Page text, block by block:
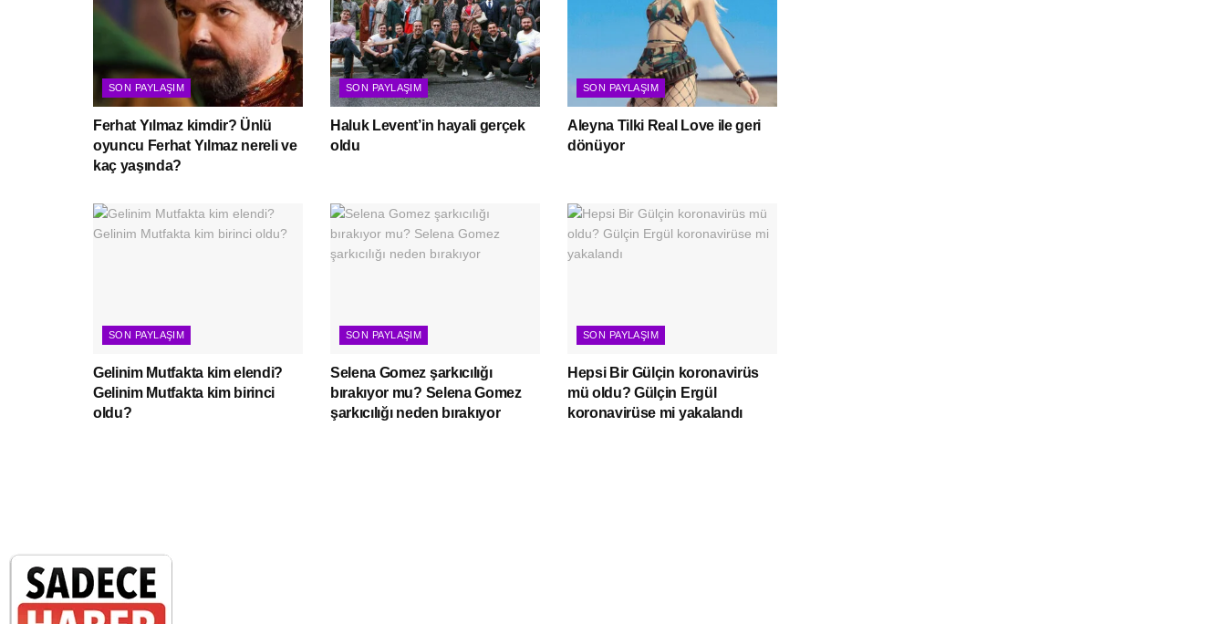
SON PAYLAŞIM
Ferhat Yılmaz kimdir? Ünlü
oyuncu Ferhat Yılmaz nereli ve
kaç yaşında?
SON PAYLAŞIM
Haluk Levent’in hayali gerçek
oldu
SON PAYLAŞIM
Aleyna Tilki Real Love ile geri
dönüyor
SON PAYLAŞIM
Gelinim Mutfakta kim elendi?
Gelinim Mutfakta kim birinci
oldu?
SON PAYLAŞIM
Selena Gomez şarkıcılığı
bırakıyor mu? Selena Gomez
şarkıcılığı neden bırakıyor
SON PAYLAŞIM
Hepsi Bir Gülçin koronavirüs
mü oldu? Gülçin Ergül
koronavirüse mi yakalandı